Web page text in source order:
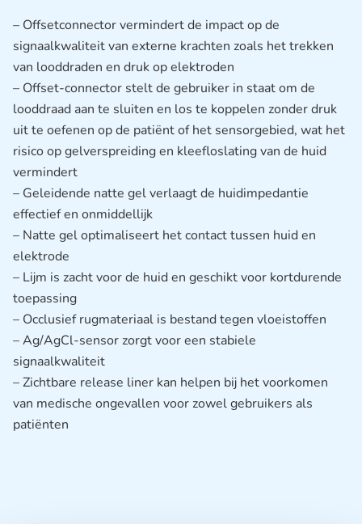
– Offsetconnector vermindert de impact op de
signaalkwaliteit van externe krachten zoals het trekken
van looddraden en druk op elektroden
– Offset-connector stelt de gebruiker in staat om de
looddraad aan te sluiten en los te koppelen zonder druk
uit te oefenen op de patiënt of het sensorgebied, wat het
risico op gelverspreiding en kleefloslating van de huid
vermindert
– Geleidende natte gel verlaagt de huidimpedantie
effectief en onmiddellijk
– Natte gel optimaliseert het contact tussen huid en
elektrode
– Lijm is zacht voor de huid en geschikt voor kortdurende
toepassing
– Occlusief rugmateriaal is bestand tegen vloeistoffen
– Ag/AgCl-sensor zorgt voor een stabiele
signaalkwaliteit
– Zichtbare release liner kan helpen bij het voorkomen
van medische ongevallen voor zowel gebruikers als
patiënten